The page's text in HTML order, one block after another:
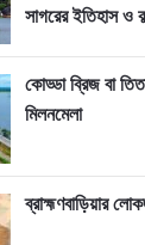
সাগরের ইতিহাস ও
কোড্ডা ব্রিজ বা
মিলনমেলা
ব্রাহ্মণবাড়িয়ার